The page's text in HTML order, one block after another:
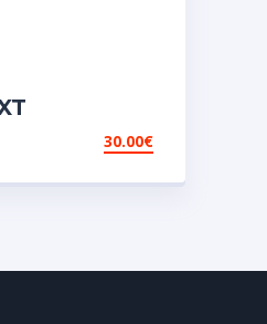
ετικέτες30.00€